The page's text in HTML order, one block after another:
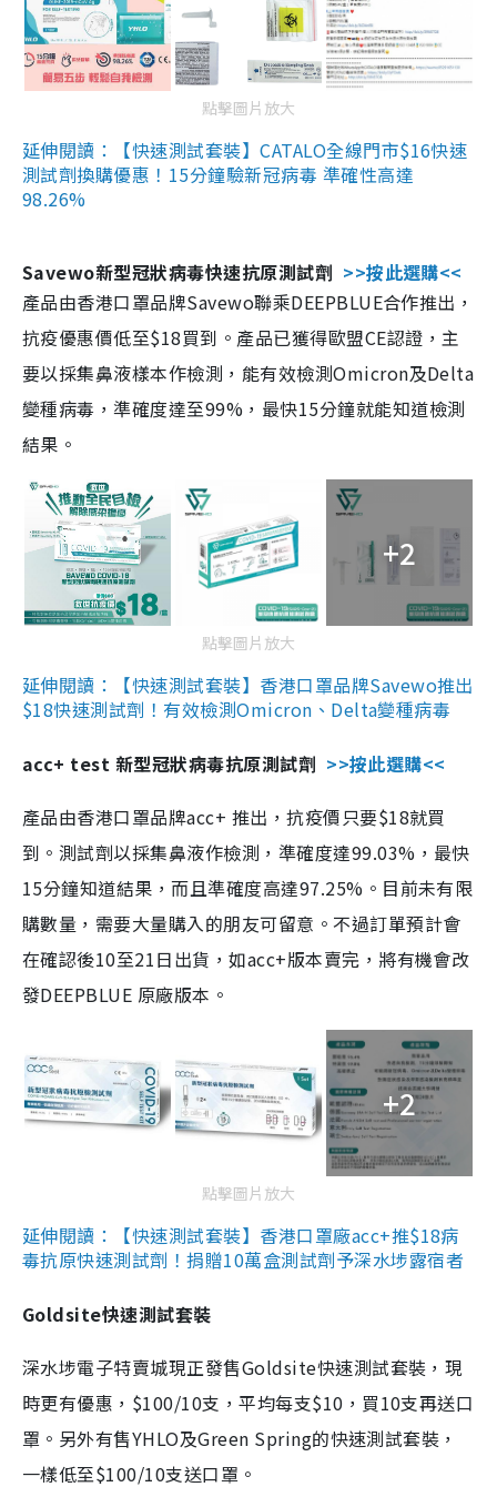
點擊圖片放大
延伸閱讀：【快速測試套裝】CATALO全線門市$16快速
測試劑換購優惠！15分鐘驗新冠病毒 準確性高達
98.26%
Savewo新型冠狀病毒快速抗原測試劑 >>按此選購<<
產品由香港口罩品牌Savewo聯乘DEEPBLUE合作推出，
抗疫優惠價低至$18買到。產品已獲得歐盟CE認證，主
要以採集鼻液樣本作檢測，能有效檢測Omicron及Delta
變種病毒，準確度達至99%，最快15分鐘就能知道檢測
結果。
+2
點擊圖片放大
延伸閱讀：【快速測試套裝】香港口罩品牌Savewo推出
$18快速測試劑！有效檢測Omicron、Delta變種病毒
acc+ test 新型冠狀病毒抗原測試劑 >>按此選購<<
產品由香港口罩品牌acc+ 推出，抗疫價只要$18就買
到。測試劑以採集鼻液作檢測，準確度達99.03%，最快
15分鐘知道結果，而且準確度高達97.25%。目前未有限
購數量，需要大量購入的朋友可留意。不過訂單預計會
在確認後10至21日出貨，如acc+版本賣完，將有機會改
發DEEPBLUE 原廠版本。
+2
點擊圖片放大
延伸閱讀：【快速測試套裝】香港口罩廠acc+推$18病
毒抗原快速測試劑！捐贈10萬盒測試劑予深水埗露宿者
Goldsite快速測試套裝
深水埗電子特賣城現正發售Goldsite快速測試套裝，現
時更有優惠，$100/10支，平均每支$10，買10支再送口
罩。另外有售YHLO及Green Spring的快速測試套裝，
一樣低至$100/10支送口罩。